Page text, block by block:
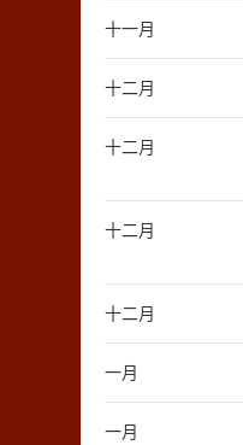
十一月
十二月
十二月
十二月
十二月
一月
一月